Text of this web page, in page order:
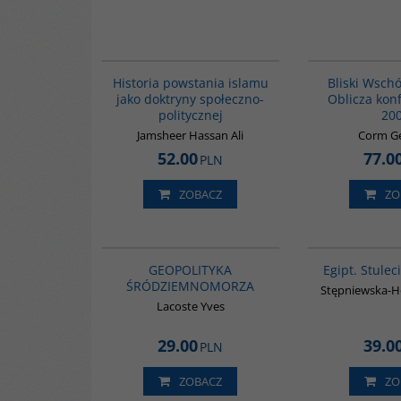
Historia powstania islamu
jako doktryny społeczno-
politycznej
Jamsheer Hassan Ali
52.00PLN
ZOBACZ
Bliski
Oblicza
Corm
GEOPOLITYKA
ŚRÓDZIEMNOMORZA
Lacoste Yves
29.00PLN
ZOBACZ
Egipt.
Stępniewska-